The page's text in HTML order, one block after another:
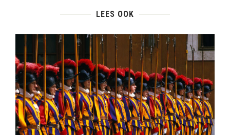
LEES OOK